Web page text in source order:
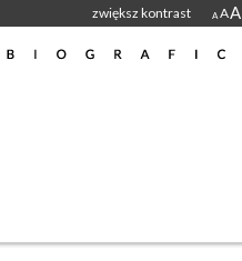
zwiększ kontrast A AA